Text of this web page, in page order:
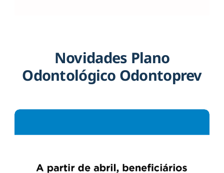
Novidades Plano
Odontológico Odontoprev